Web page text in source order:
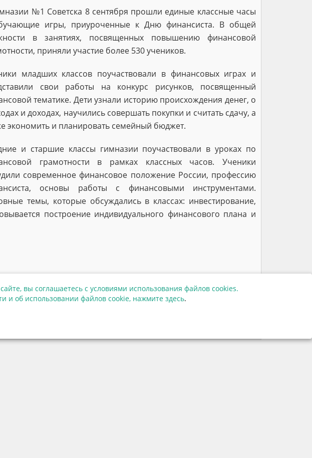
№1 Советска 8 сентября прошли единые классные часы
игры, приуроченные к Дню финансиста. В общей
в занятиях, посвященных повышению финансовой
приняли участие более 530 учеников.
младших классов поучаствовали в финансовых играх и
свои работы на конкурс рисунков, посвященный
тематике. Дети узнали историю происхождения денег, о
и доходах, научились совершать покупки и считать сдачу, а
экономить и планировать семейный бюджет.
и старшие классы гимназии поучаствовали в уроках по
грамотности в рамках классных часов. Ученики
современное финансовое положение России, профессию
основы работы с финансовыми инструментами.
темы, которые обсуждались в классах: инвестирование,
построение индивидуального финансового плана и
вы соглашаетесь с условиями использования файлов cookies.
и об использовании файлов cookie, нажмите здесь.